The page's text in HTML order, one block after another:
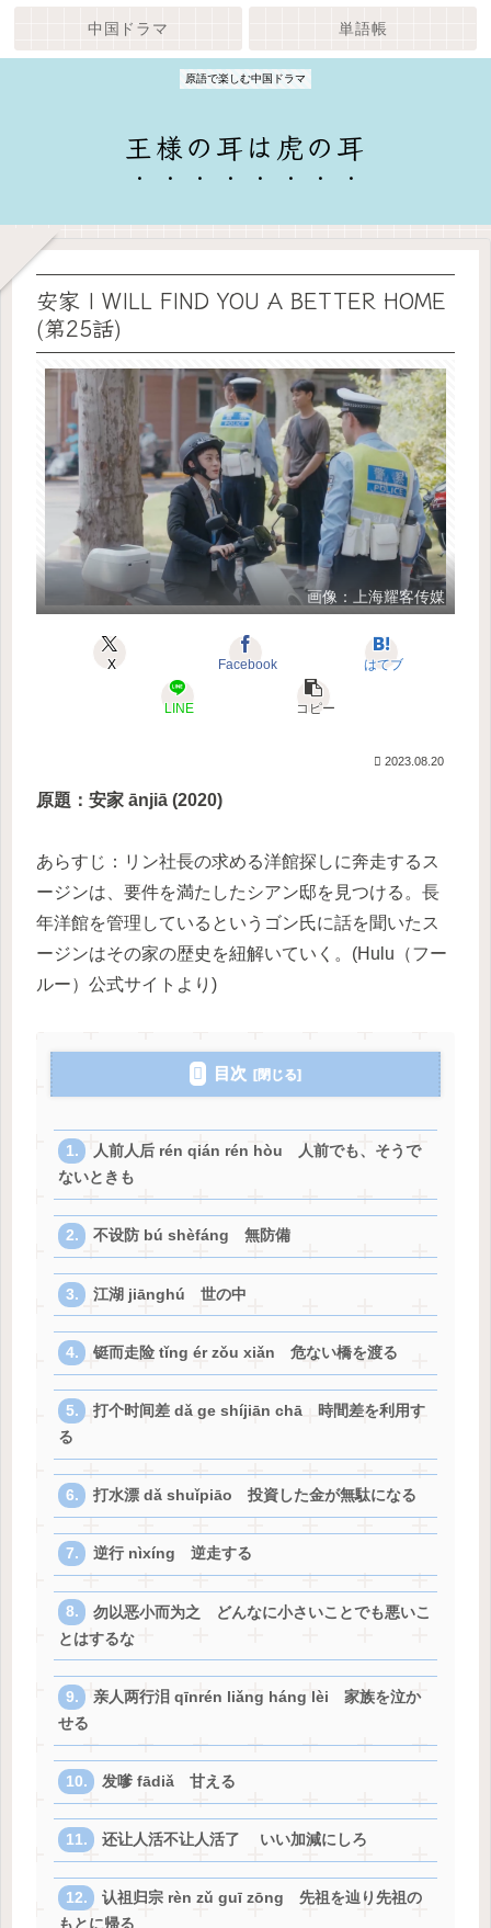
原語で楽しむ中国ドラマ
王様の耳は虎の耳
中国ドラマ 単語帳
安家 I WILL FIND YOU A BETTER HOME
(第25話)
画像：上海耀客传媒
X Facebook はてブ
LINE コピー
2023.08.20
原題：安家 ānjiā (2020)
あらすじ：リン社長の求める洋館探しに奔走するス
ージンは、要件を満たしたシアン邸を見つける。長
年洋館を管理しているというゴン氏に話を聞いたス
ージンはその家の歴史を紐解いていく。(Hulu（フー
ルー）公式サイトより)
目次
人前人后 rén qián rén hòu 人前でも、そうで
ないときも
不设防 bú shèfáng 無防備
江湖 jiānghú 世の中
铤而走险 tǐng ér zǒu xiǎn 危ない橋を渡る
打个时间差 dǎ ge shíjiān chā 時間差を利用す
る
打水漂 dǎ shuǐpiāo 投資した金が無駄になる
逆行 nìxíng 逆走する
勿以恶小而为之 どんなに小さいことでも悪いこ
とはするな
亲人两行泪 qīnrén liǎng háng lèi 家族を泣か
せる
发嗲 fādiǎ 甘える
还让人活不让人活了 いい加減にしろ
认祖归宗 rèn zǔ guī zōng 先祖を辿り先祖の
もとに帰る